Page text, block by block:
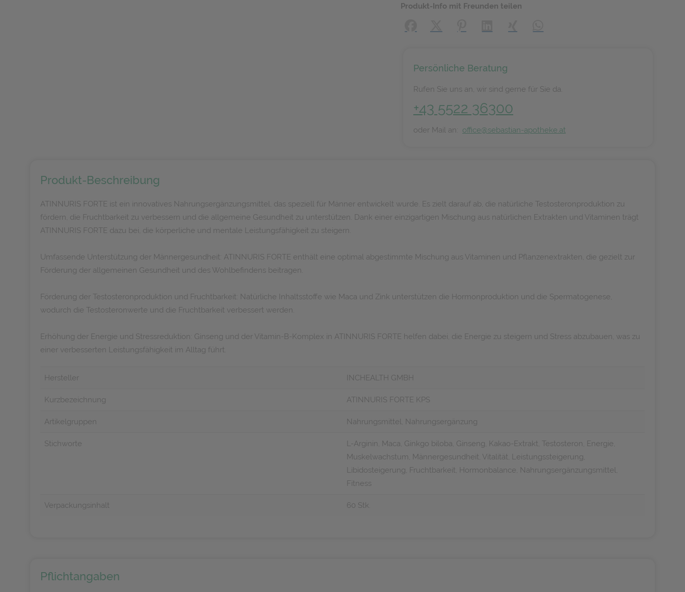
Produkt-Info mit Freunden teilen
Persönliche Beratung
Rufen Sie uns an, wir sind gerne für Sie da.
+43 5522 36300
oder Mail an: office@sebastian-apotheke.at
Produkt-Beschreibung
ATINNURIS FORTE ist ein innovatives Nahrungsergänzungsmittel, das speziell für Männer entwickelt wurde. Es zielt darauf ab, die natürliche Testosteronproduktion zu
fördern, die Fruchtbarkeit zu verbessern und die allgemeine Gesundheit zu unterstützen. Dank einer einzigartigen Mischung aus natürlichen Extrakten und Vitaminen trägt
ATINNURIS FORTE dazu bei, die körperliche und mentale Leistungsfähigkeit zu steigern.
Umfassende Unterstützung der Männergesundheit: ATINNURIS FORTE enthält eine optimal abgestimmte Mischung aus Vitaminen und Pflanzenextrakten, die gezielt zur
Förderung der allgemeinen Gesundheit und des Wohlbefindens beitragen.
Förderung der Testosteronproduktion und Fruchtbarkeit: Natürliche Inhaltsstoffe wie Maca und Zink unterstützen die Hormonproduktion und die Spermatogenese,
wodurch die Testosteronwerte und die Fruchtbarkeit verbessert werden.
Erhöhung der Energie und Stressreduktion: Ginseng und der Vitamin-B-Komplex in ATINNURIS FORTE helfen dabei, die Energie zu steigern und Stress abzubauen, was zu
einer verbesserten Leistungsfähigkeit im Alltag führt.
Hersteller INCHEALTH GMBH
Kurzbezeichnung ATINNURIS FORTE KPS
Artikelgruppen Nahrungsmittel, Nahrungsergänzung
Stichworte
L-Arginin, Maca, Ginkgo biloba, Ginseng, Kakao-Extrakt, Testosteron, Energie,
Muskelwachstum, Männergesundheit, Vitalität, Leistungssteigerung,
Libidosteigerung, Fruchtbarkeit, Hormonbalance, Nahrungsergänzungsmittel,
Fitness
Verpackungsinhalt 60 Stk.
Pflichtangaben